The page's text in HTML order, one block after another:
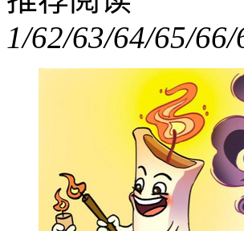
1/62/63/64/65/66/